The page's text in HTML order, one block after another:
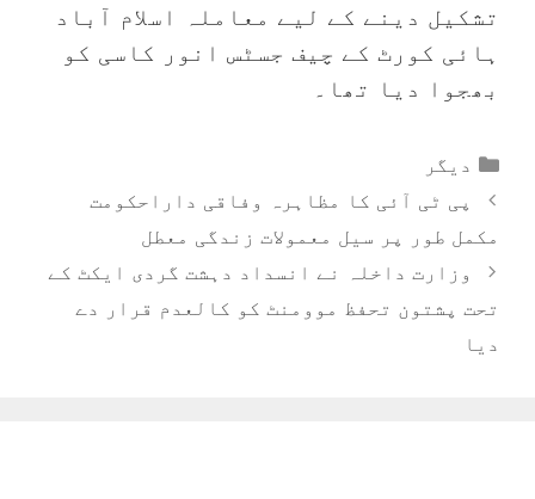
تشکیل دینے کے لیے معاملہ اسلام آباد
ہائی کورٹ کے چیف جسٹس انور کاسی کو
بھجوا دیا تھا۔
Categories
دیگر
پی ٹی آئی کا مظاہرہ وفاقی داراحکومت
مکمل طور پر سیل معمولات زندگی معطل
وزارت داخلہ نے انسداد دہشت گردی ایکٹ کے
تحت پشتون تحفظ موومنٹ کو کالعدم قرار دے
دیا